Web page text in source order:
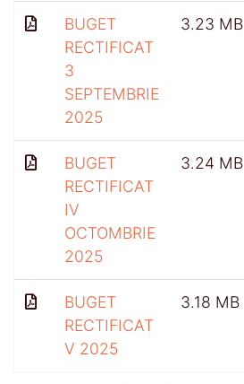
BUGET
RECTIFICAT
3
SEPTEMBRIE
2025
3.23 MB
BUGET
RECTIFICAT
IV
OCTOMBRIE
2025
3.24 MB
BUGET
RECTIFICAT
V 2025
3.18 MB